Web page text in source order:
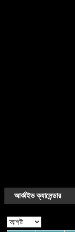
আর্কাইভ ক্যালেন্ডার